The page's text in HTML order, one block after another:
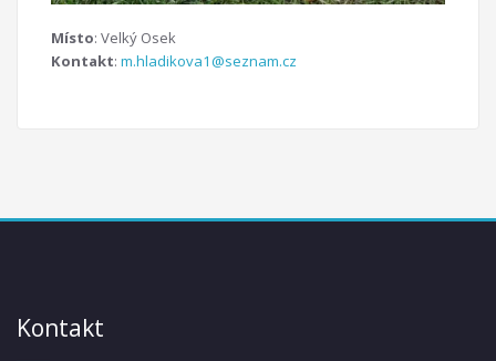
Místo: Velký Osek
Kontakt: m.hladikova1@seznam.cz
Kontakt